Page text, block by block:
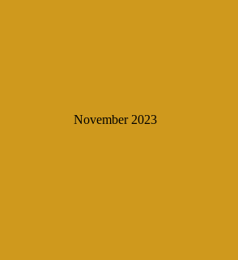
November 2023